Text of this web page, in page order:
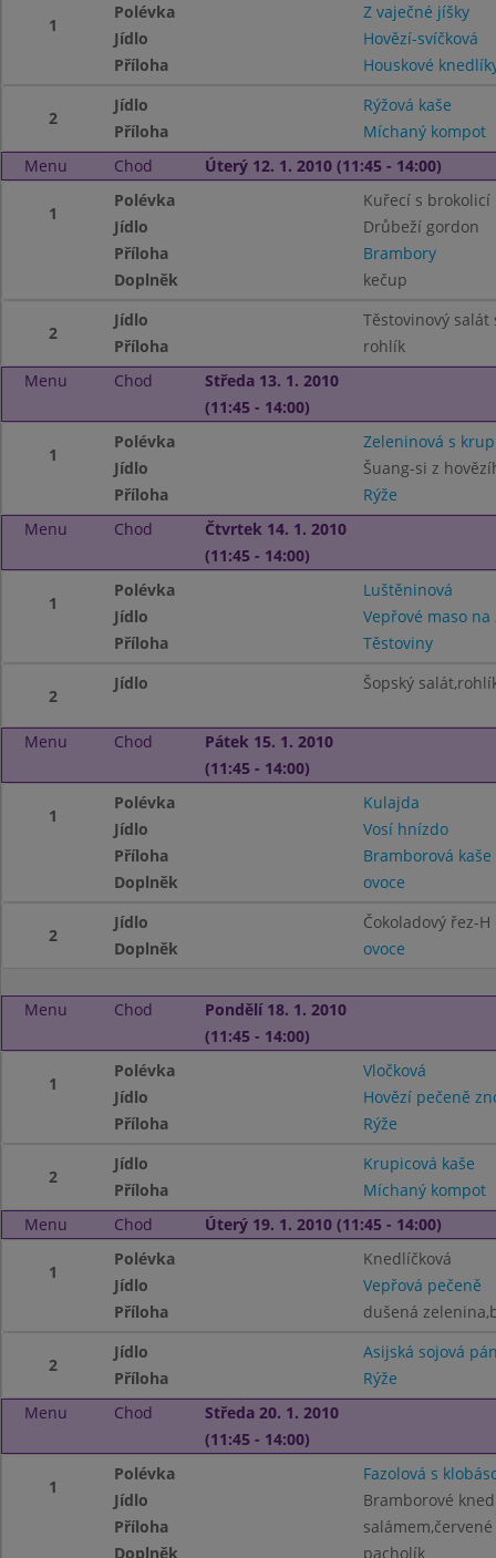
1
Polévka
Z vaječné jíšky
Jídlo
Hovězí-svíčková
Příloha
Houskové
2
Jídlo
Rýžová kaše
Příloha
Míchaný kompot
Menu
Chod Úterý 12. 1. 2010 (11:45 - 14:00)
1
Polévka
Kuřecí s brokolicí
Jídlo
Drůbeží gordon
Příloha
Brambory
Doplněk
kečup
2
Jídlo
Těstovinový salát
Příloha
rohlík
Menu
Chod
Středa 13. 1. 2010
(11:45 - 14:00)
1
Polévka
Zeleninová s
Jídlo
Šuang-si z
Příloha
Rýže
Menu
Chod
Čtvrtek 14. 1. 2010
(11:45 - 14:00)
1
Polévka
Luštěninová
Jídlo
Vepřové maso
Příloha
Těstoviny
2
Jídlo Šopský
Menu Chod
Pátek 15. 1. 2010
(11:45 - 14:00)
1
Polévka
Kulajda
Jídlo
Vosí hnízdo
Příloha
Bramborová kaše
Doplněk
ovoce
2
Jídlo
Čokoladový řez-H
Doplněk
ovoce
Menu Chod
Pondělí 18. 1. 2010
(11:45 - 14:00)
1
Polévka
Vločková
Jídlo
Hovězí pečeně
Příloha
Rýže
2
Jídlo
Krupicová kaše
Příloha
Míchaný kompot
Menu
Chod Úterý 19. 1. 2010 (11:45 - 14:00)
1
Polévka
Knedlíčková
Jídlo
Vepřová pečeně
Příloha
dušená
2
Jídlo
Asijská sojová
Příloha
Rýže
Menu
Chod
Středa 20. 1. 2010
(11:45 - 14:00)
1
Polévka
Fazolová s
Jídlo
Bramborové
Příloha
Doplněk
pacholík